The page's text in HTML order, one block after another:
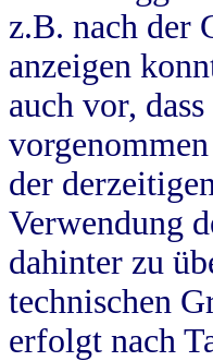
z.B. nach der
anzeigen
auch vor,
der
Verwendung
dahinter zu
technischen
erfolgt nach